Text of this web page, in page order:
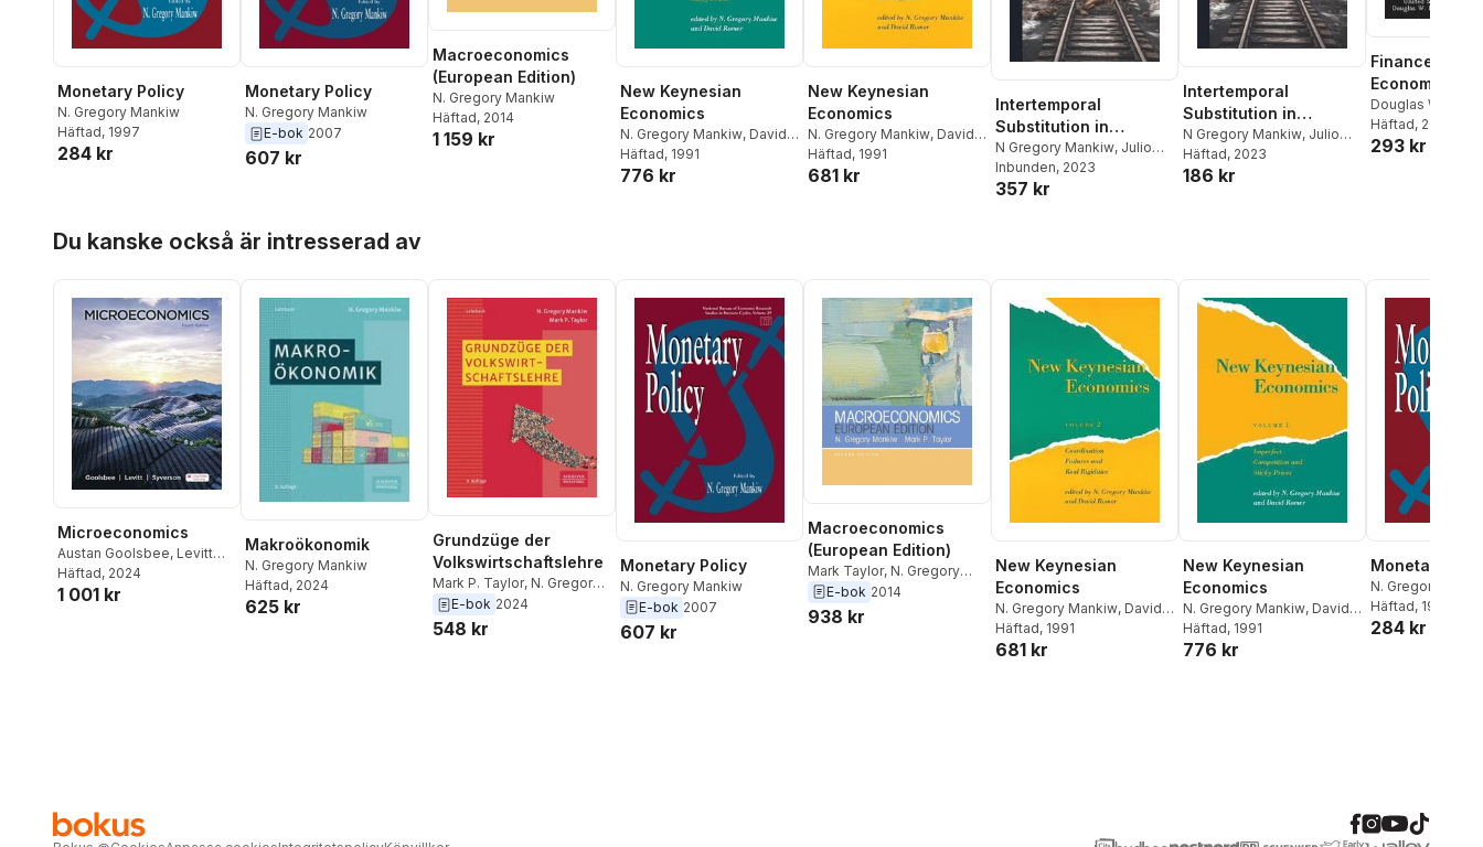
Monetary Policy
N. Gregory Mankiw
Häftad, 1997
284 kr
Monetary Policy
N. Gregory Mankiw
E-bok 2007
607 kr
Macroeconomics
(European Edition)
N. Gregory Mankiw
Häftad, 2014
1 159 kr
New Keynesian
Economics
N. Gregory Mankiw, David
Romer
Häftad, 1991
776 kr
New Keynesian
Economics
N. Gregory Mankiw, David
Romer
Häftad, 1991
681 kr
Intertemporal
Substitution in
Macroeconomics
N Gregory Mankiw, Julio
Rotemberg,Lawrence H
Summers
Inbunden, 2023
357 kr
Intertemporal
Substitution in
Macroeconomics
N Gregory Mankiw, Julio
Rotemberg,Lawrence H
Summers
Häftad, 2023
186 kr
Finance and
Economics
Series
Douglas W
Gregory Mankiw
Häftad, 2013
293 kr
Du kanske också är intresserad av
Microeconomics
Austan Goolsbee, Levitt
Steven,Syverson Chad
Häftad, 2024
1 001 kr
Makroökonomik
N. Gregory Mankiw
Häftad, 2024
625 kr
Grundzüge der
Volkswirtschaftslehre
Mark P. Taylor, N. Gregory
Mankiw
E-bok 2024
548 kr
Monetary Policy
N. Gregory Mankiw
E-bok 2007
607 kr
Macroeconomics
(European Edition)
Mark Taylor, N. Gregory
Mankiw
E-bok 2014
938 kr
New Keynesian
Economics
N. Gregory Mankiw, David
Romer
Häftad, 1991
681 kr
New Keynesian
Economics
N. Gregory Mankiw, David
Romer
Häftad, 1991
776 kr
Monetary
N. Gregory
Häftad, 1997
284 kr